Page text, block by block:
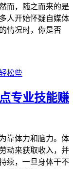
而，随之而来的是
人开始怀疑自媒体
情况时，你是否
专业技能赚
靠体力和脑力。体
动来获取收入，并
续，一旦身体干不